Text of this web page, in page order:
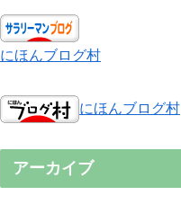
にほんブログ村
にほんブログ村
アーカイブ